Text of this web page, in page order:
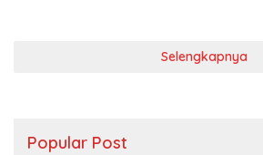
Selengkapnya
Popular Post